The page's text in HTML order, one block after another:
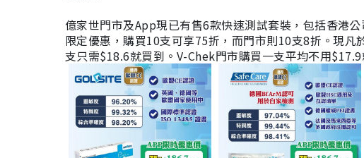
億家世門市及App現已有售6款快速測試套裝，包括香港
限定優惠，購買10支可享75折，而門市則10支8折。現
支只需$18.6就買到。V-Chek門市購買一支平均不用